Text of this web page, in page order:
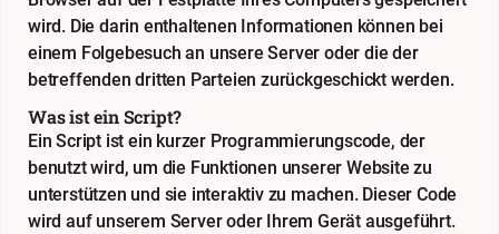
wird. Die darin enthaltenen Informationen können bei
einem Folgebesuch an unsere Server oder die der
betreffenden dritten Parteien zurückgeschickt werden.
Was ist ein Script?
Ein Script ist ein kurzer Programmierungscode, der
benutzt wird, um die Funktionen unserer Website zu
unterstützen und sie interaktiv zu machen. Dieser Code
wird auf unserem Server oder Ihrem Gerät ausgeführt.